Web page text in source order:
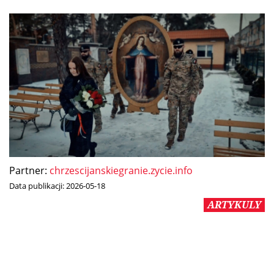
Partner: chrzescijanskiegranie.zycie.info
Data publikacji:2026-05-18
ARTYKULY